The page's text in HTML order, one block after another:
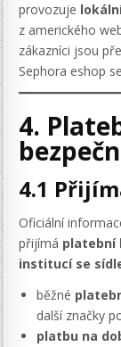
provozuje
z amerického
zákazníci jsou
Sephora eshop
4.
4.1
Oficiální
přijímá platební
institucí se
běžné
další značky
platbu na